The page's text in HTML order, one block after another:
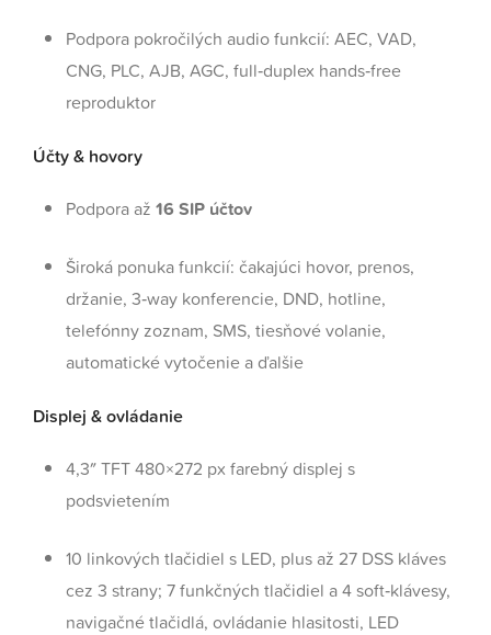
Podpora pokročilých audio funkcií: AEC, VAD,
CNG, PLC, AJB, AGC, full‑duplex hands‑free
reproduktor
Účty & hovory
Podpora až 16 SIP účtov
Široká ponuka funkcií: čakajúci hovor, prenos,
držanie, 3‑way konferencie, DND, hotline,
telefónny zoznam, SMS, tiesňové volanie,
automatické vytočenie a ďalšie
Displej & ovládanie
4,3″ TFT 480×272 px farebný displej s
podsvietením
10 linkových tlačidiel s LED, plus až 27 DSS kláves
cez 3 strany; 7 funkčných tlačidiel a 4 soft‑klávesy,
navigačné tlačidlá, ovládanie hlasitosti, LED